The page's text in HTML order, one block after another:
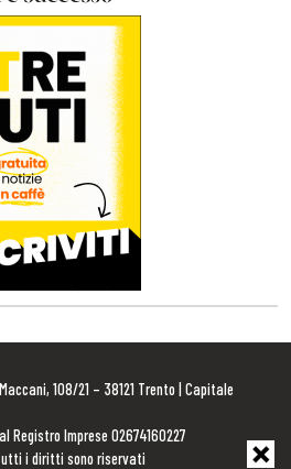
108/21 – 38121 Trento | Capitale
Registro Imprese 02674160227
i diritti sono riservati